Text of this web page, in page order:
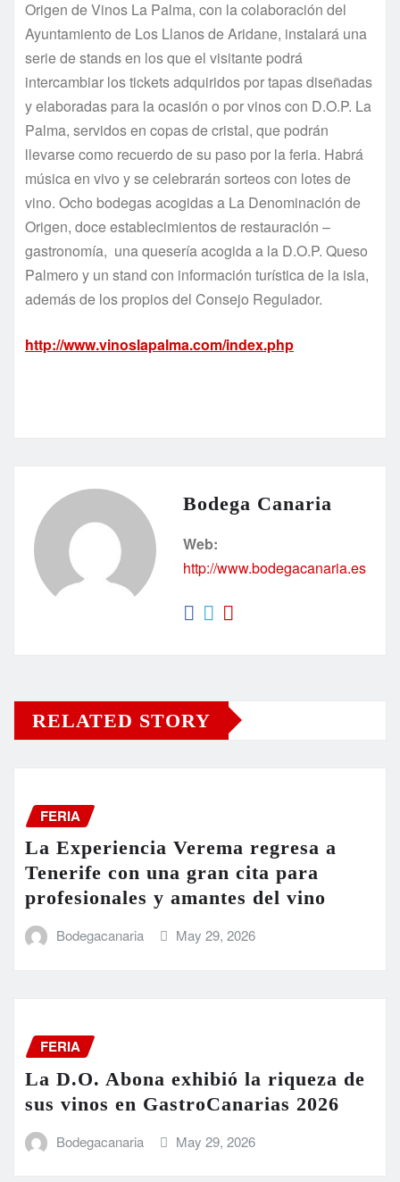
Origen de Vinos La Palma, con la colaboración del
Ayuntamiento de Los Llanos de Aridane, instalará una
serie de stands en los que el visitante podrá
intercambiar los tickets adquiridos por tapas diseñadas
y elaboradas para la ocasión o por vinos con D.O.P. La
Palma, servidos en copas de cristal, que podrán
llevarse como recuerdo de su paso por la feria. Habrá
música en vivo y se celebrarán sorteos con lotes de
vino. Ocho bodegas acogidas a La Denominación de
Origen, doce establecimientos de restauración –
gastronomía, una quesería acogida a la D.O.P. Queso
Palmero y un stand con información turística de la isla,
además de los propios del Consejo Regulador.
http://www.vinoslapalma.com/index.php
Bodega Canaria
Web:
http://www.bodegacanaria.es
RELATED STORY
FERIA
La Experiencia Verema regresa a
Tenerife con una gran cita para
profesionales y amantes del vino
Bodegacanaria May 29, 2026
FERIA
La D.O. Abona exhibió la riqueza de
sus vinos en GastroCanarias 2026
Bodegacanaria May 29, 2026